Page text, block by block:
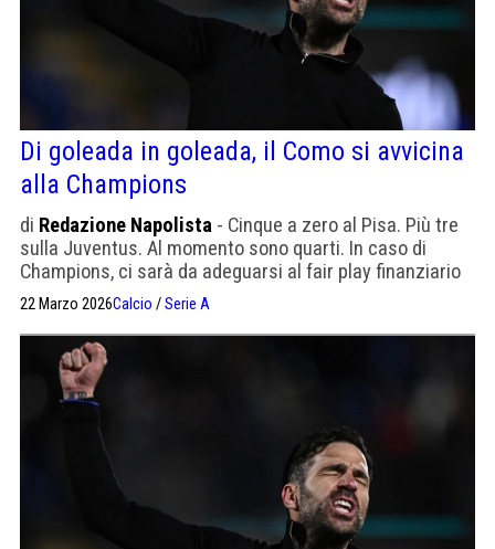
Di goleada in goleada, il Como si avvicina
alla Champions
di Redazione Napolista - Cinque a zero al Pisa. Più tre
sulla Juventus. Al momento sono quarti. In caso di
Champions, ci sarà da adeguarsi al fair play finanziario
22 Marzo 2026Calcio /Serie A